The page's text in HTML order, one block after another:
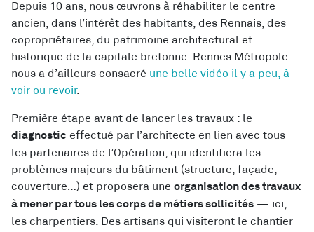
Depuis 10 ans, nous œuvrons à réhabiliter le centre
ancien, dans l’intérêt des habitants, des Rennais, des
copropriétaires, du patrimoine architectural et
historique de la capitale bretonne. Rennes Métropole
nous a d’ailleurs consacré une belle vidéo il y a peu, à
voir ou revoir.
Première étape avant de lancer les travaux : le
diagnostic effectué par l’architecte en lien avec tous
les partenaires de l’Opération, qui identifiera les
problèmes majeurs du bâtiment (structure, façade,
couverture…) et proposera une organisation des travaux
à mener par tous les corps de métiers sollicités — ici,
les charpentiers. Des artisans qui visiteront le chantier